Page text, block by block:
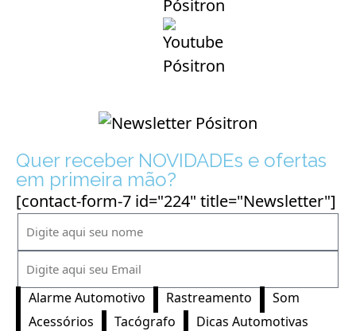
Quer receber NOVIDADEs e ofertas
em primeira mão?
[contact-form-7 id="224" title="Newsletter"]
Alarme Automotivo Rastreamento
Som
Acessórios
Tacógrafo
Dicas Automotivas